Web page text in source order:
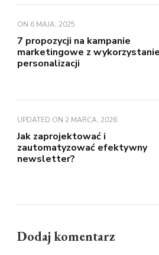
ON 6 MAJA, 2025
7 propozycji na kampanie
marketingowe z
personalizacji
UPDATED ON 2 MARCA, 2026
Jak zaprojektować i
zautomatyzować efektywny
newsletter?
Dodaj komentarz